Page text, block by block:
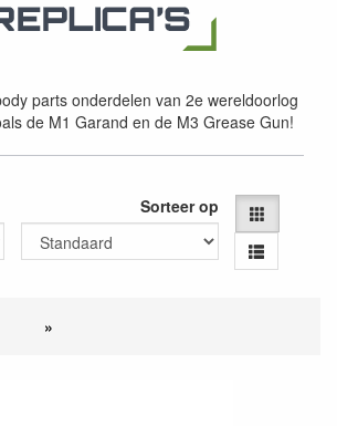
parts onderdelen van 2e wereldoorlog
de M1 Garand en de M3 Grease Gun!
»
Sorteer op